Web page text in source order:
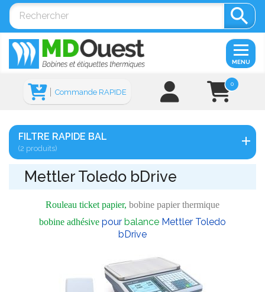

0
Commande RAPIDE
MENU
FILTRE RAPIDE BAL
(2 produits)
Mettler Toledo bDrive
Rouleau ticket papier, bobine papier thermique
bobine adhésive pour balance Mettler Toledo
bDrive